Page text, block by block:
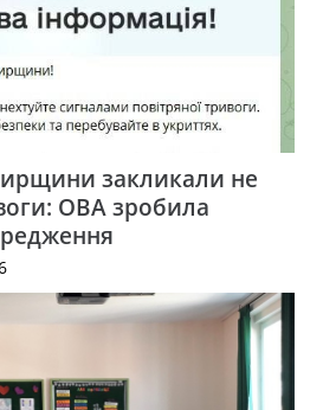
закликали не
ОВА зробила